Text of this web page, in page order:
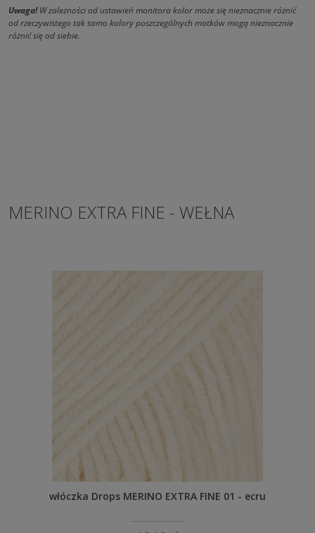
Uwaga!W zależności od ustawień monitora kolor może się nieznacznie różnić
od rzeczywistego tak samo kolory poszczególnych motków mogą nieznacznie
różnić się od siebie.
MERINO EXTRA FINE - WEŁNA
włóczka Drops MERINO EXTRA FINE 01 - ecru